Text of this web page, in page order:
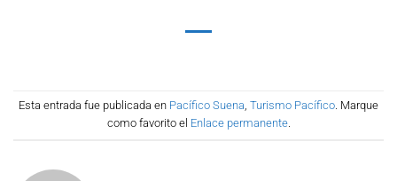
Esta entrada fue publicada en Pacífico Suena Turismo Pacífico . Marque
como favorito el Enlace permanente.